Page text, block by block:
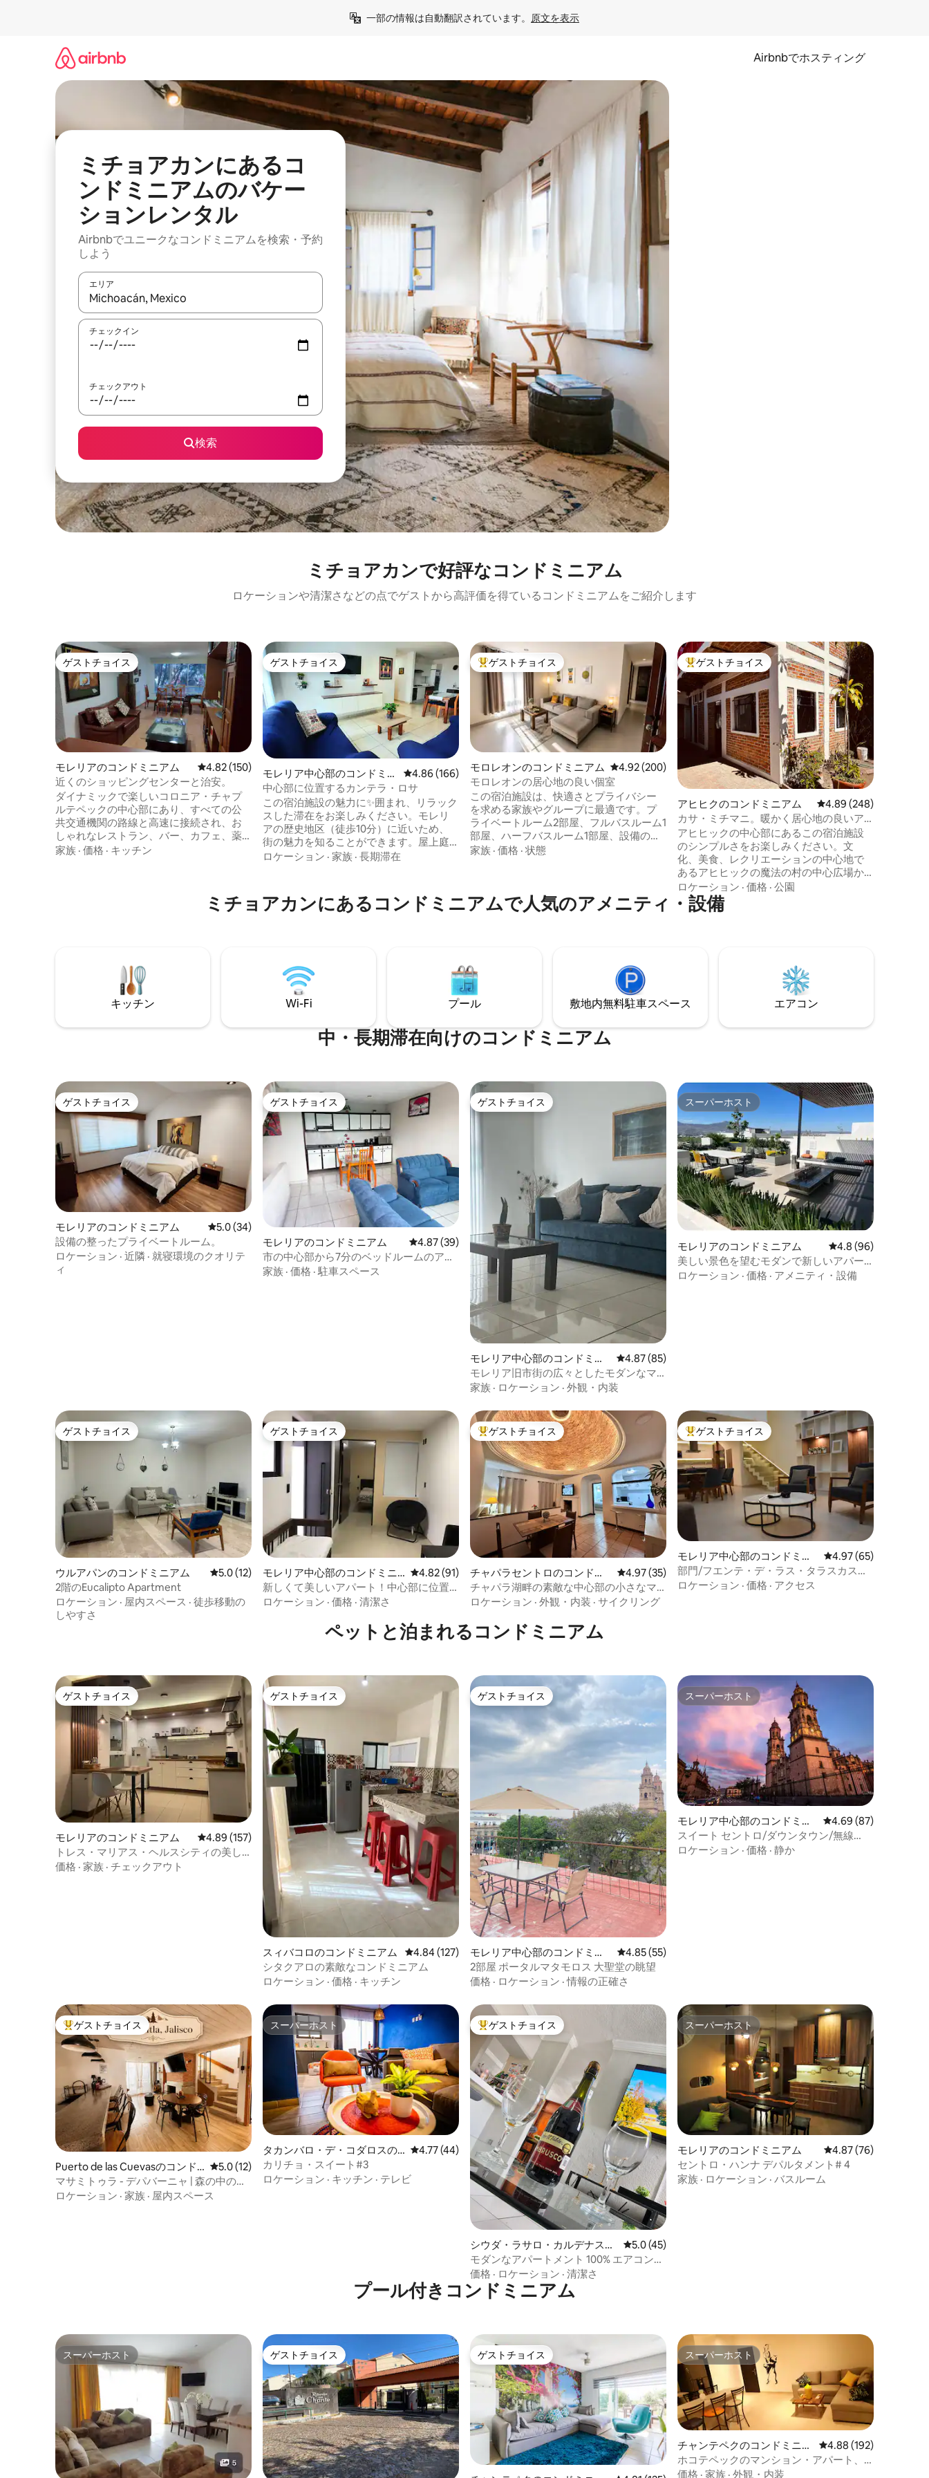
一部の情報は自動翻訳されています。 原文を表示
Airbnbでホスティング
ミチョアカンにあるコ
ンドミニアムのバケー
ションレンタル
Airbnbでユニークなコンドミニアムを検索・予約
しよう
エリア
検索結果が表示されたら、上下の矢印キーを使って移動するか、画面をタッチまたはスワイプして検索結果を確認することができます。
チェックイン
チェックアウト
検索
ミチョアカンで好評なコンドミニアム
ロケーションや清潔さなどの点でゲストから高評価を得ているコンドミニアムをご紹介します
ゲストチョイス
ゲストチョイス
モレリアのコンドミニアム レビュー150件、5つ星中4.82つ星の平均評価
4.82 (150)
近くのショッピングセンターと治安。
ダイナミックで楽しいコロニア・チャプ
ルテペックの中心部にあり、すべての公
共交通機関の路線と高速に接続され、お
しゃれなレストラン、バー、カフェ、薬
局、ブティック、エステに囲まれ、プラ
場所にあるのは、私たちの魅力的なアパ
ートです。安全で快適で、専用駐車場、
家族 · 価格 · キッチン
ゲストチョイス
ゲストチョイス
モレリア中心部のコンドミニ
アム
レビュー166件、5つ星中4.86つ星の平均評価
4.86 (166)
中心部に位置するカンテラ・ロサ
この宿泊施設の魅力に✨囲まれ、リラック
スした滞在をお楽しみください。モレリ
アの歴史地区（徒歩10分）に近いため、
街の魅力を知ることができます。屋上庭
園からは、ピンクの石切場の街の夕日を
部屋 *自動駐車場と独立駐車場での無料駐
車 *フルバスルーム2室 *寝室2部屋 *キッチ
ロケーション · 家族 · 長期滞在
大好評のゲストチョイスです。
ゲストチョイス
モロレオンのコンドミニアム レビュー200件、5つ星中4.92つ星の平均評価
4.92 (200)
モロレオンの居心地の良い個室
この宿泊施設は、快適さとプライバシー
を求める家族やグループに最適です。プ
ライベートルーム2部屋、フルバスルーム1
部屋、ハーフバスルーム1部屋、設備の整
ったキッチン、広々としたリビングルー
スティルメトロポリタン広場やテキシク
トゥゼオなどのショッピングエリアに非
家族 · 価格 · 状態
大好評のゲストチョイスです。
ゲストチョイス
アヒヒクのコンドミニアム レビュー248件、5つ星
4.89 (248)
カサ・ミチマニ。暖かく居心地の良いア
パート2。
アヒヒックの中心部にあるこの宿泊施設
のシンプルさをお楽しみください。文
化、美食、レクリエーションの中心地で
あるアヒヒックの魔法の村の中心広場か
ら数歩のところにあります。 この明るい
空間には、寝室エリア、バスルーム、コ
ーヒーメーカー、コンロ、冷蔵庫、基本
ロケーション · 価格 · 公園
ミチョアカンにあるコンドミニアムで人気のアメニティ・設備
キッチン Wi-Fi プール 敷地内無料駐⁠車ス⁠ペ⁠ー⁠ス エアコン
中・長期滞在向けのコンドミニアム
ゲストチョイス
ゲストチョイス
モレリアのコンドミニアム レビュー34件、5つ星中5.0つ星の平均評価
5.0 (34)
設備の整ったプライベートルーム。
ロケーション · 近隣 · 就寝環境のクオリテ
ィ
ゲストチョイス
ゲストチョイス
モレリアのコンドミニアム レビュー39件、5つ星中4.87つ星の平均評価
4.87 (39)
市の中心部から7分のベッドルームのアパ
ート
家族 · 価格 ·駐車スペース
ゲストチョイス
ゲストチョイス
モレリア中心部のコンドミニ
アム
レビュー85件、5つ星中4.87つ星の平均評価
4.87 (85)
モレリア旧市街の広々としたモダンなマ
ンション・アパート
家族 · ロケーション · 外観・内装
スーパーホスト
スーパーホスト
モレリアのコンドミニアム レビュー96件、5つ
4.8 (96)
美しい景色を望むモダンで新しいアパー
ト
ロケーション · 価格 · アメニティ・設備
ゲストチョイス
ゲストチョイス
ウルアパンのコンドミニアム レビュー12件、5つ星中5.0つ星の平均評価
5.0 (12)
2階のEucalipto Apartment
ロケーション · 屋内スペース · 徒歩移動の
しやすさ
ゲストチョイス
ゲストチョイス
モレリア中心部のコンドミニ
アム
レビュー91件、5つ星中4.82つ星の平均評価
4.82 (91)
新しくて美しいアパート！中心部に位置
しています
ロケーション · 価格 · 清潔さ
大好評のゲストチョイスです。
ゲストチョイス
チャパラセントロのコンドミ
ニアム
レビュー35件、5つ星中4.97つ星の平均評価
4.97 (35)
チャパラ湖畔の素敵な中心部の小さなマ
ンション・アパート
ロケーション · 外観・内装 · サイクリング
大好評のゲストチョイスです。
ゲストチョイス
モレリア中心部のコンドミニ
アム
レビュー65件、5つ星
4.97 (65)
部門/フエンテ・デ・ラス・タラスカス近
く/駐車場
ロケーション · 価格 · アクセス
ペットと泊まれるコンドミニアム
ゲストチョイス
ゲストチョイス
モレリアのコンドミニアム レビュー157件、5つ星中4.89つ星の平均評価
4.89 (157)
トレス・マリアス・ヘルスシティの美し
いアパート
価格 · 家族 · チェックアウト
ゲストチョイス
ゲストチョイス
スィバコロのコンドミニアム レビュー127件、5つ星中4.84つ星の平均評価
4.84 (127)
シタクアロの素敵なコンドミニアム
ロケーション · 価格 · キッチン
ゲストチョイス
ゲストチョイス
モレリア中心部のコンドミニ
アム
レビュー55件、5つ星中4.85つ星の平均評価
4.85 (55)
2部屋 ポータルマタモロス 大聖堂の眺望
価格 · ロケーション ·情報の正確さ
スーパーホスト
スーパーホスト
モレリア中心部のコンドミニ
アム
レビュー87件、5つ星
4.69 (87)
スイート セントロ/ダウンタウン/無線
LAN
ロケーション · 価格 · 静か
大好評のゲストチョイスです。
ゲストチョイス
Puerto de las Cuevasのコンド
ミニアム
レビュー12件、5つ星中5.0つ星の平均評価
5.0 (12)
マサミトゥラ - デパバーニャ | 森の中の小
さな場所
ロケーション · 家族 · 屋内スペース
スーパーホスト
スーパーホスト
タカンバロ・デ・コダロスの
コンドミニアム
レビュー44件、5つ星中4.77つ星の平均評価
4.77 (44)
カリチョ・スイート#3
ロケーション · キッチン · テレビ
大好評のゲストチョイスです。
ゲストチョイス
シウダ・ラサロ・カルデナスの
コンドミニアム
レビュー45件、5つ星中5.0つ星の平均評価
5.0 (45)
モダンなアパートメント 100% エアコン完
備 • キングサイズベッド
価格 · ロケーション · 清潔さ
スーパーホスト
スーパーホスト
モレリアのコンドミニアム レビュー76件、5つ星
4.87 (76)
セントロ・ハンナ デパルタメント# 4
家族 · ロケーション · バスルーム
プール付きコンドミニアム
スーパーホスト
スーパーホスト ゲストチョイス
ゲストチョイス ゲストチョイス
ゲストチョイス スーパーホスト
スーパーホスト
チャンテペクのコンドミニア
ム
レビュー192件、5つ
4.88 (192)
ホコテペックのマンション・アパート、
バンク・オブ・チャパラ
価格 · 家族 · 外観・内装